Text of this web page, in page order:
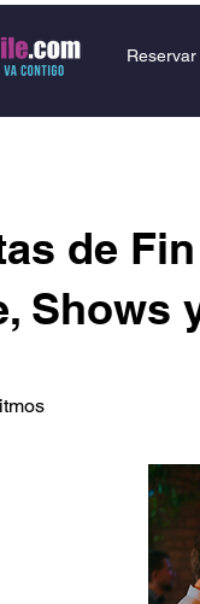
Reservar
de
Shows